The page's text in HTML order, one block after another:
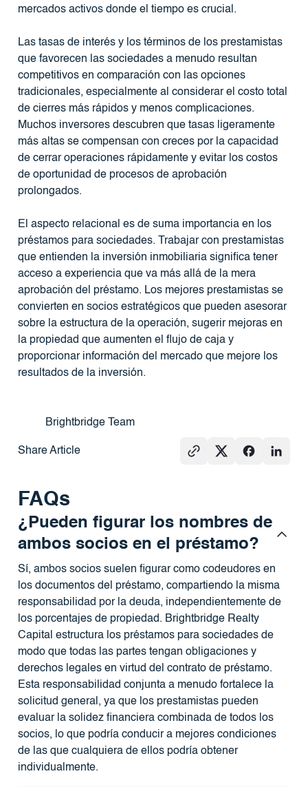
Brightbridge Team
Share Article
mercados activos donde el tiempo es crucial.
Las tasas de interés y los términos de los prestamistas
que favorecen las sociedades a menudo resultan
competitivos en comparación con las opciones
tradicionales, especialmente al considerar el costo total
de cierres más rápidos y menos complicaciones.
Muchos inversores descubren que tasas ligeramente
más altas se compensan con creces por la capacidad
de cerrar operaciones rápidamente y evitar los costos
de oportunidad de procesos de aprobación
prolongados.
El aspecto relacional es de suma importancia en los
préstamos para sociedades. Trabajar con prestamistas
que entienden la inversión inmobiliaria significa tener
acceso a experiencia que va más allá de la mera
aprobación del préstamo. Los mejores prestamistas se
convierten en socios estratégicos que pueden asesorar
sobre la estructura de la operación, sugerir mejoras en
la propiedad que aumenten el flujo de caja y
proporcionar información del mercado que mejore los
resultados de la inversión.
FAQs
¿Pueden figurar los nombres de
ambos socios en el préstamo?
Sí, ambos socios suelen figurar como codeudores en
los documentos del préstamo, compartiendo la misma
responsabilidad por la deuda, independientemente de
los porcentajes de propiedad. Brightbridge Realty
Capital estructura los préstamos para sociedades de
modo que todas las partes tengan obligaciones y
derechos legales en virtud del contrato de préstamo.
Esta responsabilidad conjunta a menudo fortalece la
solicitud general, ya que los prestamistas pueden
evaluar la solidez financiera combinada de todos los
socios, lo que podría conducir a mejores condiciones
de las que cualquiera de ellos podría obtener
individualmente.